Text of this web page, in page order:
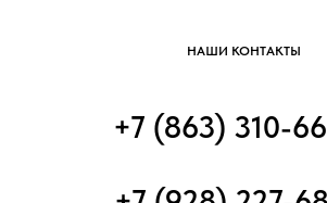
НАШИ КОНТАКТЫ
+7 (863) 310-